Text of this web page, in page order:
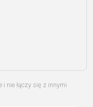
nie łączy się z innymi